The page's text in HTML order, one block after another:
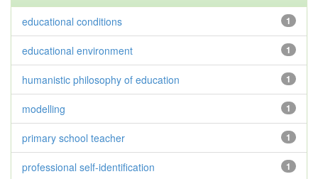
1
educational conditions
1
educational environment
1
humanistic philosophy of education
1
modelling
1
primary school teacher
1
professional self-identification